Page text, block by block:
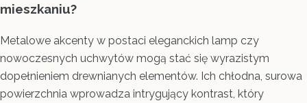
mieszkaniu?
Metalowe akcenty w postaci eleganckich lamp czy
nowoczesnych uchwytów mogą stać się wyrazistym
dopełnieniem drewnianych elementów. Ich chłodna, surowa
powierzchnia wprowadza intrygujący kontrast, który